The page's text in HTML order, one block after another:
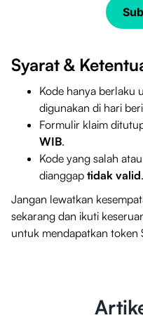
Syarat &
Kode hanya berlaku
digunakan di hari
Formulir klaim
WIB.
Kode yang salah
dianggap tidak valid.
Jangan lewatkan
sekarang dan ikuti
untuk mendapatkan token